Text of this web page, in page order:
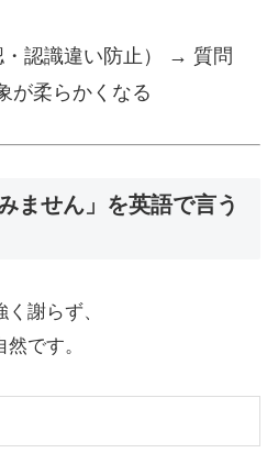
認識違い防止） → 質問
が柔らかくなる
ません」を英語で言う
謝らず、
です。